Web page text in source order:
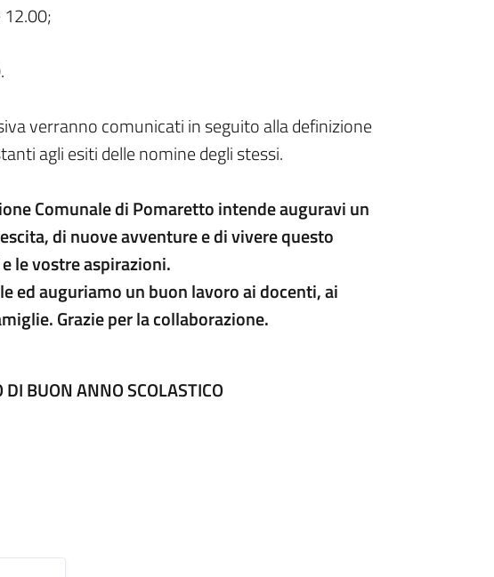
verranno comunicati in seguito alla definizione
agli esiti delle nomine degli stessi.
Comunale di Pomaretto intende auguravi un
di nuove avventure e di vivere questo
le vostre aspirazioni.
ed auguriamo un buon lavoro ai docenti, ai
Grazie per la collaborazione.
BUON ANNO SCOLASTICO